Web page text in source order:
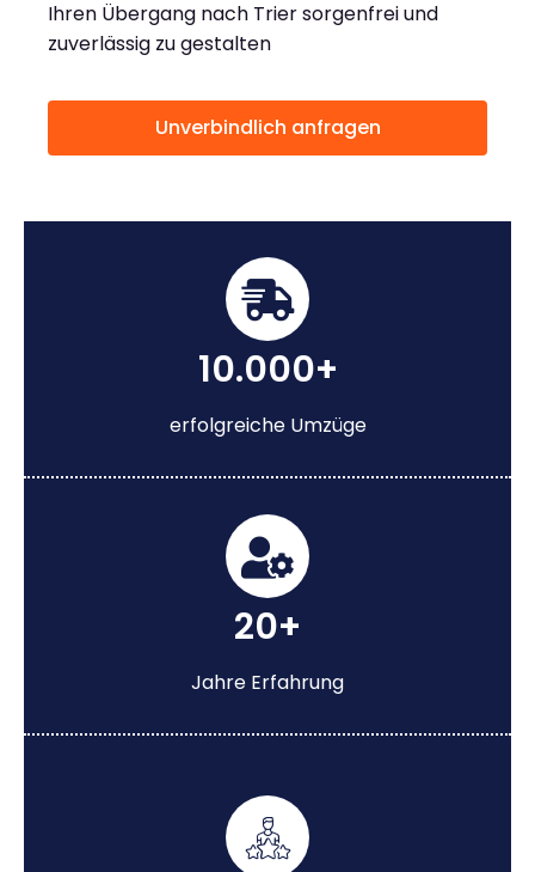
Ihren Übergang nach Trier sorgenfrei und
zuverlässig zu gestalten
Unverbindlich anfragen
10.000+
erfolgreiche Umzüge
20+
Jahre Erfahrung